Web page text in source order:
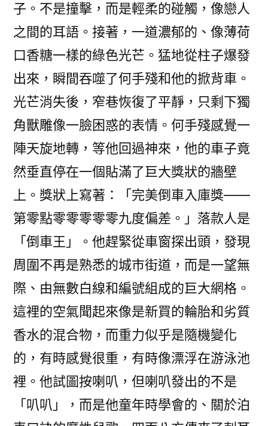
子。不是撞擊，而是輕柔的碰觸，像戀人
之間的耳語。接著，一道濃郁的、像薄荷
口香糖一樣的綠色光芒。猛地從柱子爆發
出來，瞬間吞噬了何手殘和他的掀背車。
光芒消失後，窄巷恢復了平靜，只剩下獨
角獸雕像一臉困惑的表情。何手殘感覺一
陣天旋地轉，等他回過神來，他的車子竟
然垂直停在一個貼滿了巨大獎狀的牆壁
上。獎狀上寫著：「完美倒車入庫獎——
第零點零零零零零九度偏差。」落款人是
「倒車王」。他趕緊從車窗探出頭，發現
周圍不再是熟悉的城市街道，而是一望無
際、由無數白線和編號組成的巨大網格。
這裡的空氣聞起來像是新買的輪胎和劣質
香水的混合物，而重力似乎是隨機變化
的，有時感覺很重，有時像漂浮在游泳池
裡。他試圖按喇叭，但喇叭發出的不是
「叭叭」，而是他童年時學會的、關於泊